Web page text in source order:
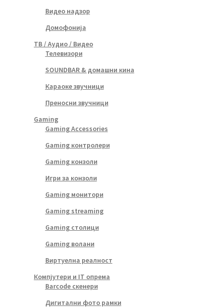
Видео надзор
Домофонија
ТВ / Аудио / Видео
Телевизори
SOUNDBAR & домашни кина
Караоке звучници
Преносни звучници
Gaming
Gaming Accessories
Gaming контролери
Gaming конзоли
Игри за конзоли
Gaming монитори
Gaming streaming
Gaming столици
Gaming волани
Виртуелна реалност
Компјутери и IT опрема
Barcode скенери
Дигитални фото рамки